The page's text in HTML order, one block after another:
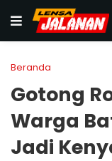
Beranda
Gotong
Warga
Jadi